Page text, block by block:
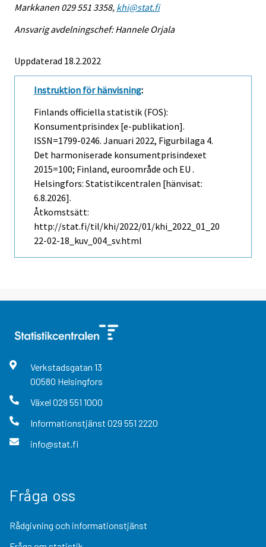
Markkanen 029 551 3358, khi@stat.fi
Ansvarig avdelningschef: Hannele Orjala
Uppdaterad 18.2.2022
Instruktion för hänvisning:
Finlands officiella statistik (FOS):
Konsumentprisindex [e-publikation].
ISSN=1799-0246. Januari 2022, Figurbilaga 4.
Det harmoniserade konsumentprisindexet
2015=100; Finland, euroområde och EU .
Helsingfors: Statistikcentralen [hänvisat:
6.8.2026].
Åtkomstsätt:
http://stat.fi/til/khi/2022/01/khi_2022_01_20
22-02-18_kuv_004_sv.html
Verkstadsgatan 13
00580 Helsingfors
Växel 029 551 1000
Informationstjänst 029 551 2220
info@stat.fi
Fråga oss
Rådgivning och informationstjänst